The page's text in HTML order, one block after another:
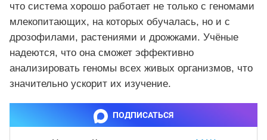
что система хорошо работает не только с геномами
млекопитающих, на которых обучалась, но и с
дрозофилами, растениями и дрожжами. Учёные
надеются, что она сможет эффективно
анализировать геномы всех живых организмов, что
значительно ускорит их изучение.
ПОДПИСАТЬСЯ